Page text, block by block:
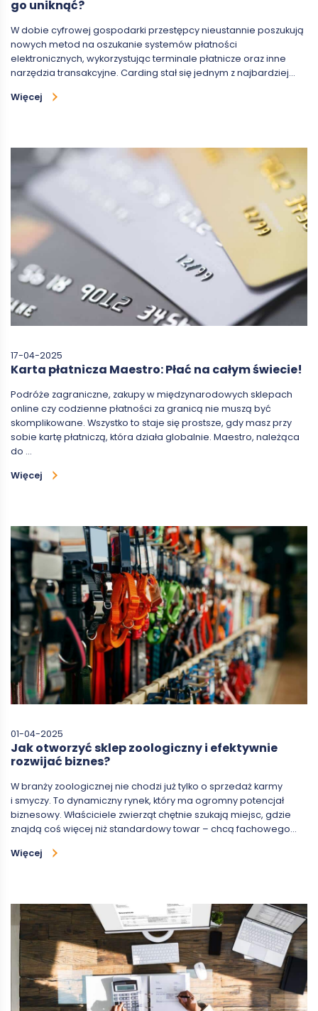
go uniknąć?
W dobie cyfrowej gospodarki przestępcy nieustannie poszukują
nowych metod na oszukanie systemów płatności
elektronicznych, wykorzystując terminale płatnicze oraz inne
narzędzia transakcyjne. Carding stał się jednym z najbardziej…
Więcej
17-04-2025
Karta płatnicza Maestro: Płać na całym świecie!
Podróże zagraniczne, zakupy w międzynarodowych sklepach
online czy codzienne płatności za granicą nie muszą być
skomplikowane. Wszystko to staje się prostsze, gdy masz przy
sobie kartę płatniczą, która działa globalnie. Maestro, należąca
do …
Więcej
01-04-2025
Jak otworzyć sklep zoologiczny i efektywnie
rozwijać biznes?
W branży zoologicznej nie chodzi już tylko o sprzedaż karmy
i smyczy. To dynamiczny rynek, który ma ogromny potencjał
biznesowy. Właściciele zwierząt chętnie szukają miejsc, gdzie
znajdą coś więcej niż standardowy towar – chcą fachowego…
Więcej